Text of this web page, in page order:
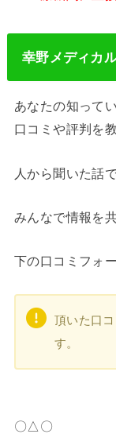
幸野メディカ
あなたの知って
口コミや評判を
人から聞いた話
みんなで情報を
下の口コミフォ
頂いた口
す。
〇△〇